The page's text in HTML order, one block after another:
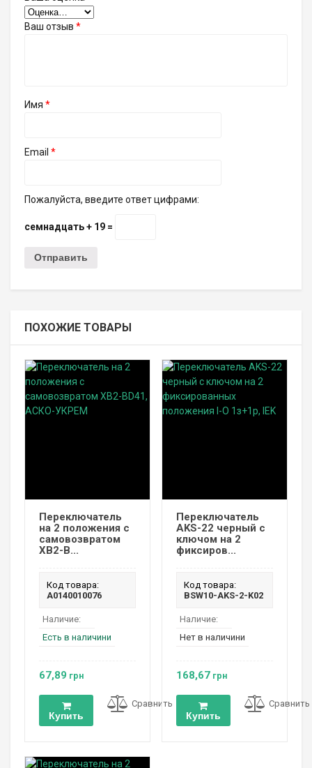
Ваш отзыв *
Имя *
Email *
Пожалуйста, введите ответ цифрами:
семнадцать + 19 =
ПОХОЖИЕ ТОВАРЫ
Переключатель
на 2 положения с
самовозвратом
XB2-B...
Код товара:
A0140010076
Наличие:
Есть в наличини
67,89 грн
Купить
Сравнить
Переключатель
AKS-22 черный с
ключом на 2
фиксиров...
Код товара:
BSW10-AKS-2-K02
Наличие:
Нет в наличини
168,67грн
Купить
Сравнить